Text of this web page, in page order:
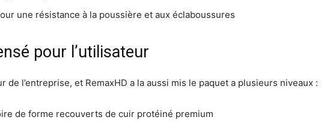
une résistance à la poussière et aux éclaboussures
pour l’utilisateur
de l’entreprise, et RemaxHD a la aussi mis le paquet a plusieurs niveaux :
de forme recouverts de cuir protéiné premium